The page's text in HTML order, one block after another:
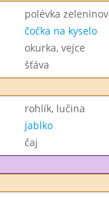
polévka
čočka na kyselo
okurka, vejce
šťáva
rohlík, lučina
jablko
čaj